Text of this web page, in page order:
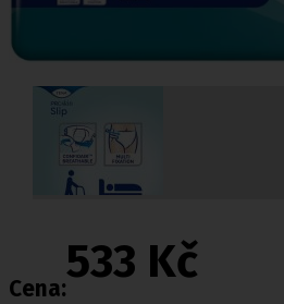
Cena:
533 Kč